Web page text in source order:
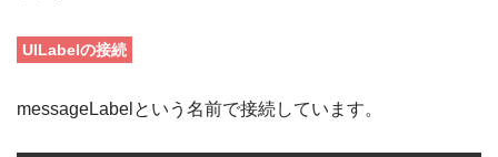
UILabelの接続
messageLabelという名前で接続しています。